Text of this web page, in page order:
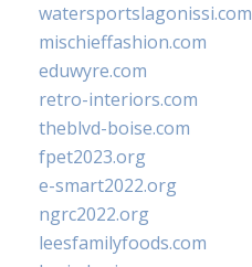
watersportslagonissi.com
mischieffashion.com
eduwyre.com
retro-interiors.com
theblvd-boise.com
fpet2023.org
e-smart2022.org
ngrc2022.org
leesfamilyfoods.com